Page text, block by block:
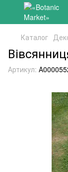
Каталог
Артикул: